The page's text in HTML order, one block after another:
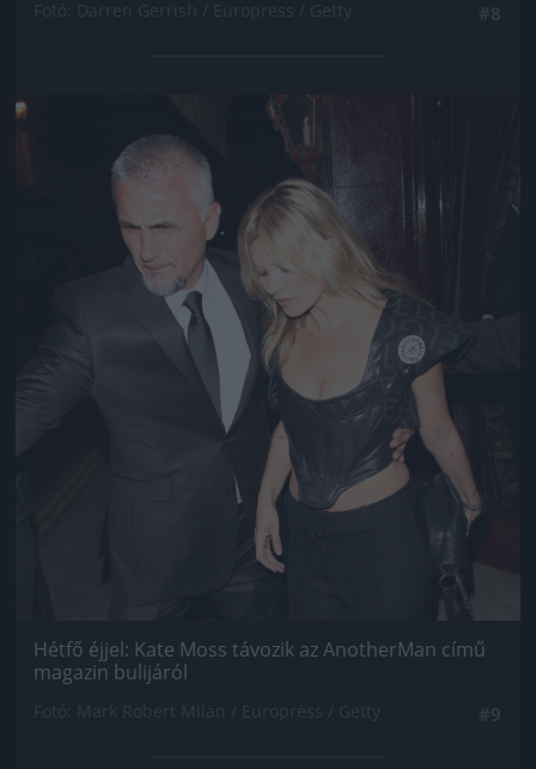
Jön még kép!
Hétfő éjjel: Kate Moss távozik az AnotherMan című
magazin bulijáról